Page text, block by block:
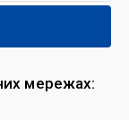
мережах: